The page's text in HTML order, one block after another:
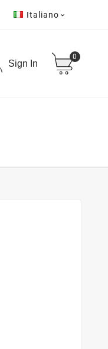
Italiano 
Sign In
0